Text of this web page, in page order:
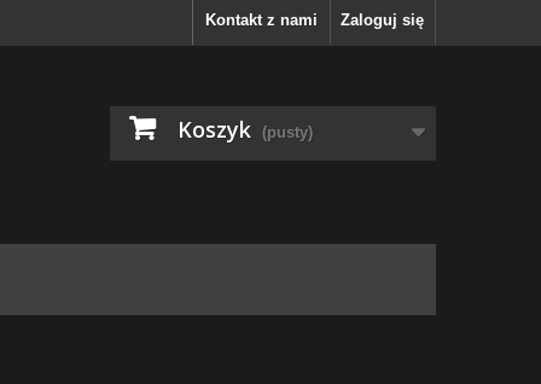
Zaloguj się
Kontakt z nami
Koszyk (pusty)